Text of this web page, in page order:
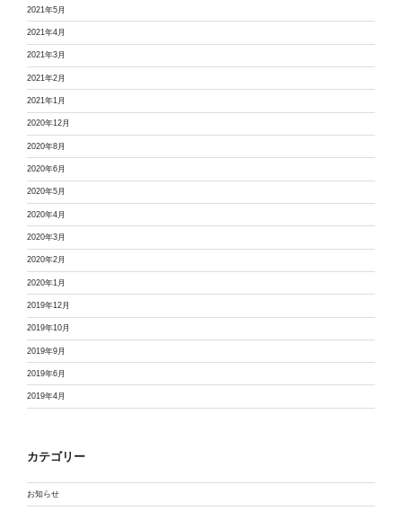
2021年5月
2021年4月
2021年3月
2021年2月
2021年1月
2020年12月
2020年8月
2020年6月
2020年5月
2020年4月
2020年3月
2020年2月
2020年1月
2019年12月
2019年10月
2019年9月
2019年6月
2019年4月
カテゴリー
お知らせ